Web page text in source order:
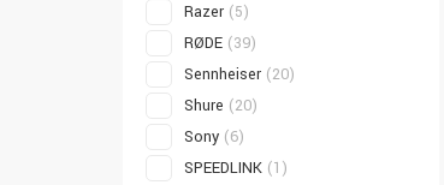
Razer (5)
RØDE (39)
Sennheiser (20)
Shure (20)
Sony (6)
SPEEDLINK (1)